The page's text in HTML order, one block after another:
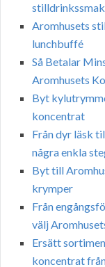
Aromhusets
lunchbuffé
Så Betalar
Aromhusets
Byt
koncentrat
Från dyr läsk
några enkla
Byt till
krymper
Från
välj
Ersätt
koncentrat